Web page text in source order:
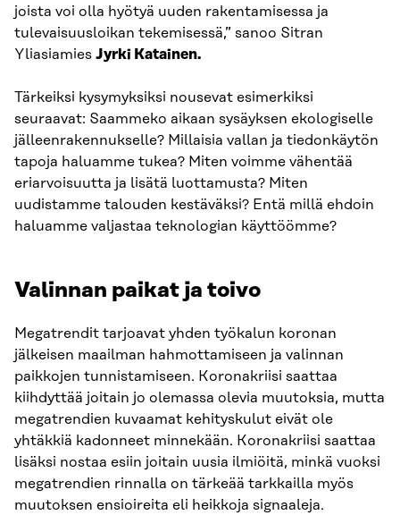
joista voi olla hyötyä uuden rakentamisessa ja
tulevaisuusloikan tekemisessä,” sanoo Sitran
Yliasiamies Jyrki Katainen.
Tärkeiksi kysymyksiksi nousevat esimerkiksi
seuraavat: Saammeko aikaan sysäyksen ekologiselle
jälleenrakennukselle? Millaisia vallan ja tiedonkäytön
tapoja haluamme tukea? Miten voimme vähentää
eriarvoisuutta ja lisätä luottamusta? Miten
uudistamme talouden kestäväksi? Entä millä ehdoin
haluamme valjastaa teknologian käyttöömme?
Valinnan paikat ja toivo
Megatrendit tarjoavat yhden työkalun koronan
jälkeisen maailman hahmottamiseen ja valinnan
paikkojen tunnistamiseen. Koronakriisi saattaa
kiihdyttää joitain jo olemassa olevia muutoksia, mutta
megatrendien kuvaamat kehityskulut eivät ole
yhtäkkiä kadonneet minnekään. Koronakriisi saattaa
lisäksi nostaa esiin joitain uusia ilmiöitä, minkä vuoksi
megatrendien rinnalla on tärkeää tarkkailla myös
muutoksen ensioireita eli heikkoja signaaleja.